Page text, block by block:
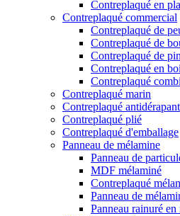
Contreplaqué en
Contreplaqué commercial
Contreplaqué de
Contreplaqué de
Contreplaqué de pin
Contreplaqué en
Contreplaqué
Contreplaqué marin
Contreplaqué antidérapant
Contreplaqué plié
Contreplaqué d'emballage
Panneau de mélamine
Panneau de
MDF mélaminé
Contreplaqué
Panneau de
Panneau rainuré en